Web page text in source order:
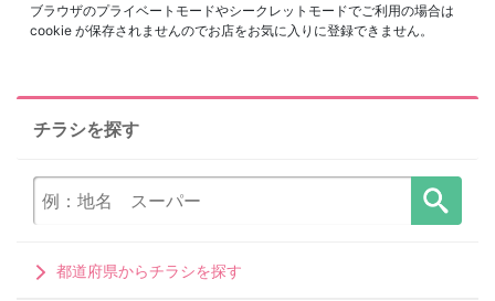
ブラウザのプライベートモードやシークレットモードでご利用の場合は
cookie が保存されませんのでお店をお気に入りに登録できません。
チラシを探す
都道府県からチラシを探す